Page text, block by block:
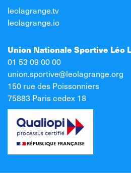
leolagrange.tv
leolagrange.io
Union Nationale Sportive Léo
01 53 09 00 00
union.sportive@leolagrange.org
150 rue des Poissonniers
75883 Paris cedex 18